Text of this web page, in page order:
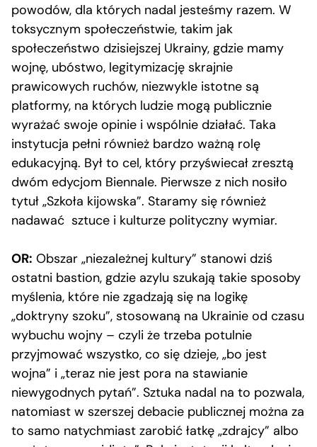
powodów, dla których nadal jesteśmy razem. W
toksycznym społeczeństwie, takim jak
społeczeństwo dzisiejszej Ukrainy, gdzie mamy
wojnę, ubóstwo, legitymizację skrajnie
prawicowych ruchów, niezwykle istotne są
platformy, na których ludzie mogą publicznie
wyrażać swoje opinie i wspólnie działać. Taka
instytucja pełni również bardzo ważną rolę
edukacyjną. Był to cel, który przyświecał zresztą
dwóm edycjom Biennale. Pierwsze z nich nosiło
tytuł „Szkoła kijowska”. Staramy się również
nadawać sztuce i kulturze polityczny wymiar.
OR: Obszar „niezależnej kultury” stanowi dziś
ostatni bastion, gdzie azylu szukają takie sposoby
myślenia, które nie zgadzają się na logikę
„doktryny szoku”, stosowaną na Ukrainie od czasu
wybuchu wojny – czyli że trzeba potulnie
przyjmować wszystko, co się dzieje, „bo jest
wojna” i „teraz nie jest pora na stawianie
niewygodnych pytań”. Sztuka nadal na to pozwala,
natomiast w szerszej debacie publicznej można za
to samo natychmiast zarobić łatkę „zdrajcy” albo